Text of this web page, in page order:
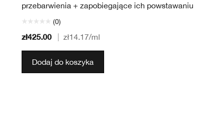
przebarwienia + zapobiegające ich powstawaniu
(0)
zł425.00 zł14.17/ml
Dodaj do koszyka